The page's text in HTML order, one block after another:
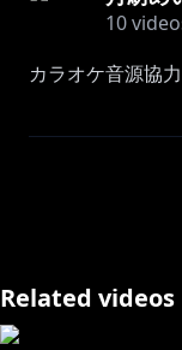
10
カラオケ音源協
ꕤ
ねくすとぴあ所
Related videos